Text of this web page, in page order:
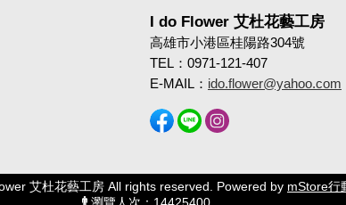
I do Flower 艾杜花藝工房
高雄市小港區桂陽路304號
TEL：0971-121-407
E-MAIL： ido.flower@yahoo.com
艾杜花藝工房 All rights reserved. Powered by mStore行